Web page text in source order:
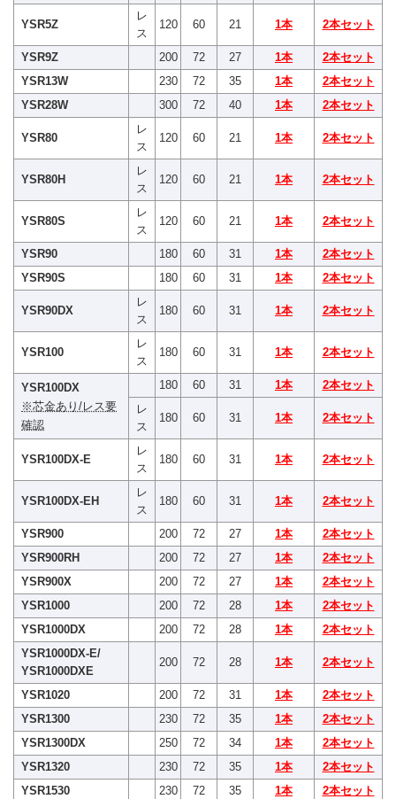
YSR5Z
レ
ス
120 60 21 1本 2本セット
YSR9Z 200 72 27 1本
2本セット
YSR13W
230 72 35 1本
2本セット
YSR28W
300 72 40 1本 2本セット
YSR80
レ
ス
120 60 21 1本 2本セット
YSR80H
レ
ス
120 60 21 1本 2本セット
YSR80S
レ
ス
120 60 21 1本 2本セット
YSR90 180 60 31 1本
2本セット
YSR90S
180 60 31 1本 2本セット
YSR90DX
レ
ス
180 60 31 1本 2本セット
YSR100
レ
ス
180 60 31 1本 2本セット
YSR100DX
※芯金あり/レス要
確認
180 60 31 1本
2本セット
レ
ス
180 60 31 1本 2本セット
YSR100DX-E
レ
ス
180 60 31 1本 2本セット
YSR100DX-EH
レ
ス
180 60 31 1本 2本セット
YSR900 200 72 27 1本
2本セット
YSR900RH
200 72 27 1本
2本セット
YSR900X
200 72 27 1本
2本セット
YSR1000
200 72 28 1本
2本セット
YSR1000DX
200 72 28 1本
2本セット
YSR1000DX-E/
YSR1000DXE
200 72 28 1本 2本セット
YSR1020 200 72 31 1本
2本セット
YSR1300
230 72 35 1本
2本セット
YSR1300DX
250 72 34 1本
2本セット
YSR1320
230 72 35 1本
2本セット
YSR1530
230 72 35 1本
2本セット